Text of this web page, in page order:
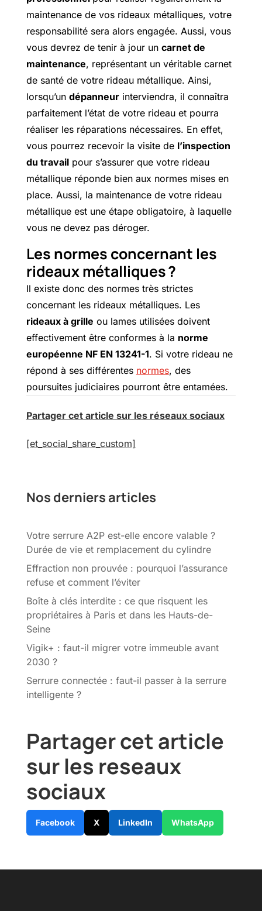
maintenance de vos rideaux métalliques, votre
responsabilité sera alors engagée. Aussi, vous
vous devrez de tenir à jour un carnet de
maintenance, représentant un véritable carnet
de santé de votre rideau métallique. Ainsi,
lorsqu’un dépanneurinterviendra, il connaîtra
parfaitement l’état de votre rideau et pourra
réaliser les réparations nécessaires. En effet,
vous pourrez recevoir la visite de l’inspection
du travailpour s’assurer que votre rideau
métallique réponde bien aux normes mises en
place. Aussi, la maintenance de votre rideau
métallique est une étape obligatoire, à laquelle
vous ne devez pas déroger.
Les normes concernant les
rideaux métalliques ?
Il existe donc des normes très strictes
concernant les rideaux métalliques. Les
rideaux à grille ou lames utilisées doivent
effectivement être conformes à la norme
européenne NF EN 13241-1. Si votre rideau ne
répond à ses différentes normes, des
poursuites judiciaires pourront être entamées.
Partager cet article sur les réseaux sociaux
[et_social_share_custom]
Nos derniers articles
Votre serrure A2P est-elle encore valable ?
Durée de vie et remplacement du cylindre
Effraction non prouvée : pourquoi l’assurance
refuse et comment l’éviter
Boîte à clés interdite : ce que risquent les
propriétaires à Paris et dans les Hauts-de-
Seine
Vigik+ : faut-il migrer votre immeuble avant
2030 ?
Serrure connectée : faut-il passer à la serrure
intelligente ?
Partager cet article
sur les reseaux
sociaux
Facebook X LinkedIn WhatsApp